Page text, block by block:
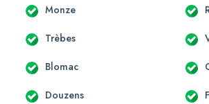
Monze
Trèbes
Blomac
Douzens